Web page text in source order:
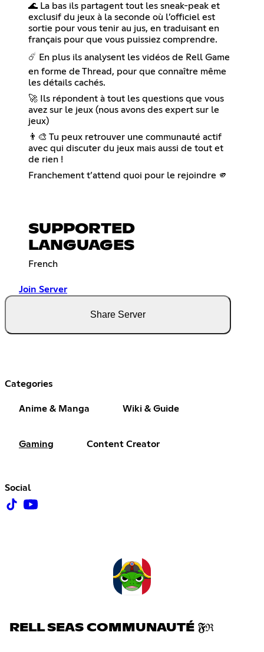
🌊 La bas ils partagent tout les sneak-peak et
exclusif du jeux à la seconde où l’officiel est
sortie pour vous tenir au jus, en traduisant en
français pour que vous puissiez comprendre.
☄️ En plus ils analysent les vidéos de Rell Game
en forme de Thread, pour que connaître même
les détails cachés.
🚀 Ils répondent à tout les questions que vous
avez sur le jeux (nous avons des expert sur le
jeux)
👨‍🎨 Tu peux retrouver une communauté actif
avec qui discuter du jeux mais aussi de tout et
de rien !
Franchement t’attend quoi pour le rejoindre 🫵
SUPPORTED
LANGUAGES
French
Join Server
Share Server
Categories
Anime & Manga Wiki & Guide
Gaming Content Creator
Social
RELL SEAS COMMUNAUTÉ 𝔉ℜ